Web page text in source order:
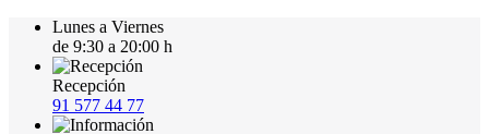
Lunes a Viernes
de 9:30 a 20:00 h
Recepción
91 577 44 77